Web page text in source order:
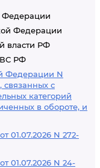
Федерации
Федерации
власти РФ
ВС РФ
Федерации N
связанных с
категорий
в обороте, и
01.07.2026 N 272-
01.07.2026 N 24-